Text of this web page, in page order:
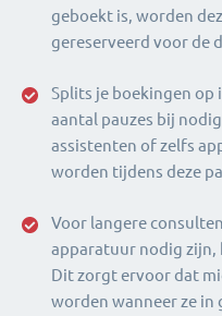
geboekt is, worden
gereserveerd voor de
Splits je boekingen op
aantal pauzes bij
assistenten of zelfs
worden tijdens deze
Voor langere
apparatuur nodig zijn,
Dit zorgt ervoor dat
worden wanneer ze in